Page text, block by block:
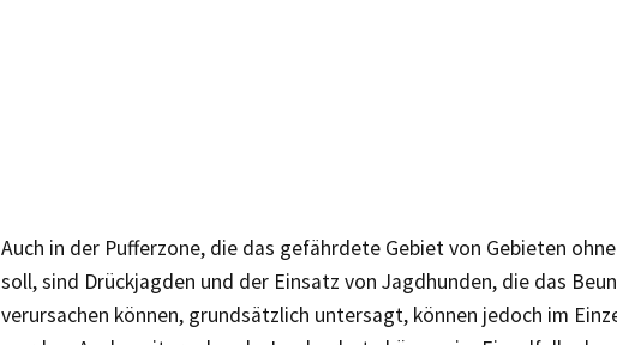
Auch in der Pufferzone, die das gefährdete Gebiet von Gebieten
soll, sind Drückjagden und der Einsatz von Jagdhunden, die das
verursachen können, grundsätzlich untersagt, können jedoch im